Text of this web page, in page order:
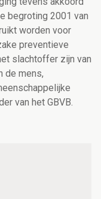
begroting 2001 van
worden voor
preventieve
slachtoffer zijn van
de mens,
van het GBVB.